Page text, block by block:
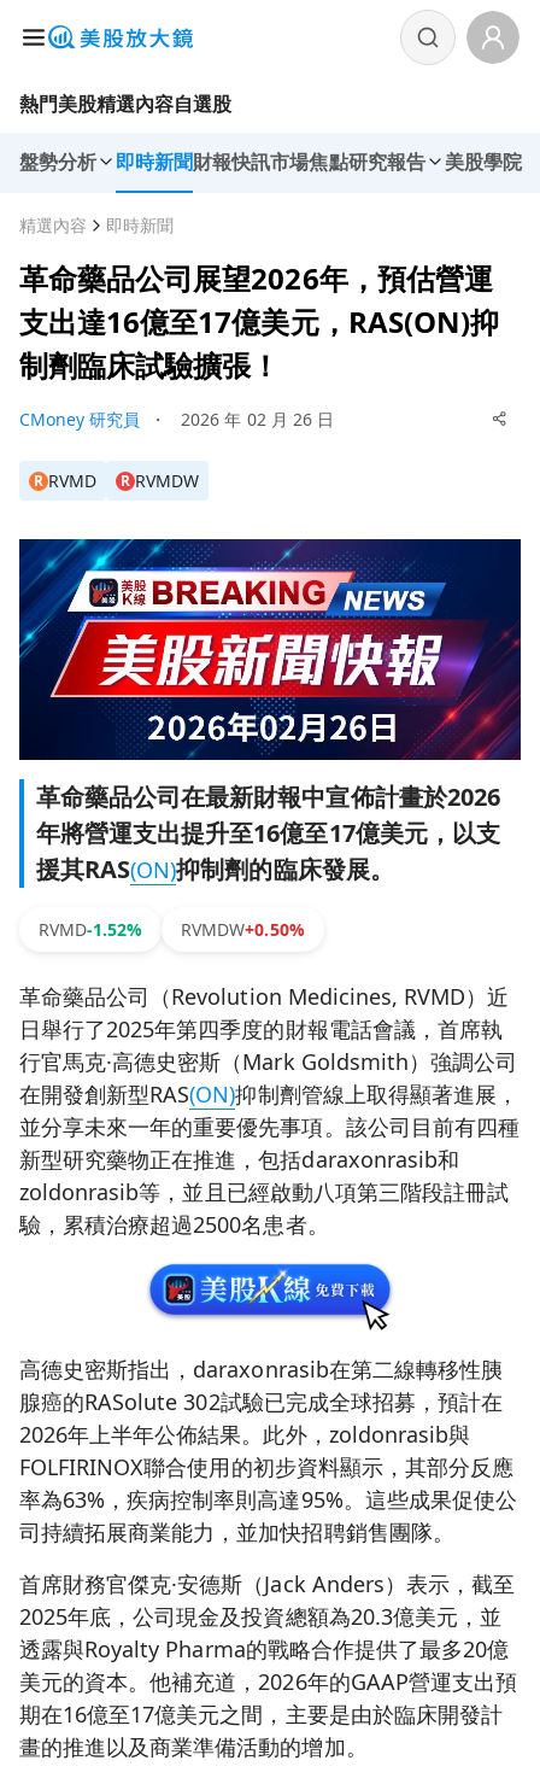
熱門美股精選內容自選股
盤勢分析 即時新聞財報快訊市場焦點研究報告 美股學院
精選內容 即時新聞
革命藥品公司展望2026年，預估營運
支出達16億至17億美元，RAS(ON)抑
制劑臨床試驗擴張！
CMoney 研究員 ・ 2026 年 02 月 26 日
R RVMD R RVMDW
革命藥品公司在最新財報中宣佈計畫於2026
年將營運支出提升至16億至17億美元，以支
援其RAS(ON)抑制劑的臨床發展。
RVMD-1.52% RVMDW+0.50%
革命藥品公司（Revolution Medicines, RVMD）近
日舉行了2025年第四季度的財報電話會議，首席執
行官馬克·高德史密斯（Mark Goldsmith）強調公司
在開發創新型RAS(ON)抑制劑管線上取得顯著進展，
並分享未來一年的重要優先事項。該公司目前有四種
新型研究藥物正在推進，包括daraxonrasib和
zoldonrasib等，並且已經啟動八項第三階段註冊試
驗，累積治療超過2500名患者。
高德史密斯指出，daraxonrasib在第二線轉移性胰
腺癌的RASolute 302試驗已完成全球招募，預計在
2026年上半年公佈結果。此外，zoldonrasib與
FOLFIRINOX聯合使用的初步資料顯示，其部分反應
率為63%，疾病控制率則高達95%。這些成果促使公
司持續拓展商業能力，並加快招聘銷售團隊。
首席財務官傑克·安德斯（Jack Anders）表示，截至
2025年底，公司現金及投資總額為20.3億美元，並
透露與Royalty Pharma的戰略合作提供了最多20億
美元的資本。他補充道，2026年的GAAP營運支出預
期在16億至17億美元之間，主要是由於臨床開發計
畫的推進以及商業準備活動的增加。